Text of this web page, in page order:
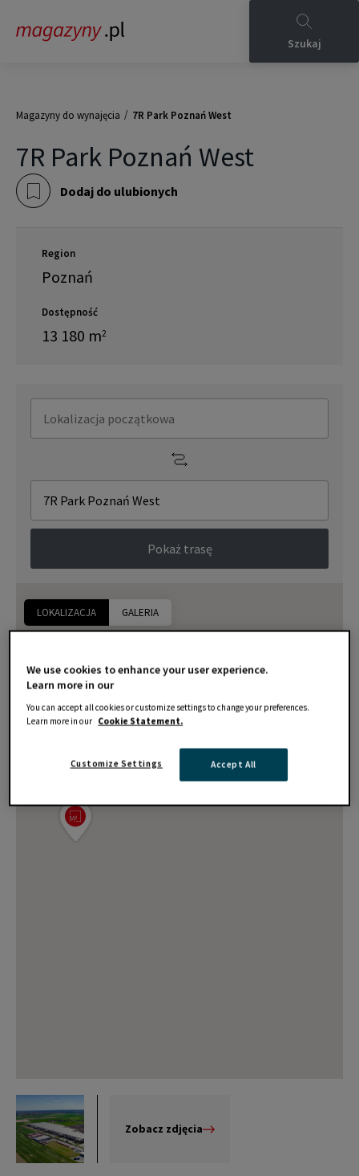
Szukaj
Magazyny do wynajęcia / 7R Park Poznań West
7R Park Poznań West
Dodaj do ulubionych
Region
Poznań
Dostępność
13 180 m2
LOKALIZACJA GALERIA
Pokaż trasę
Zobacz zdjęcia
We use cookies to enhance your user experience.
Learn more in our
You can accept all cookies or customize settings to change your preferences.
Learn more in our Cookie Statement.
Accept All
Customize Settings